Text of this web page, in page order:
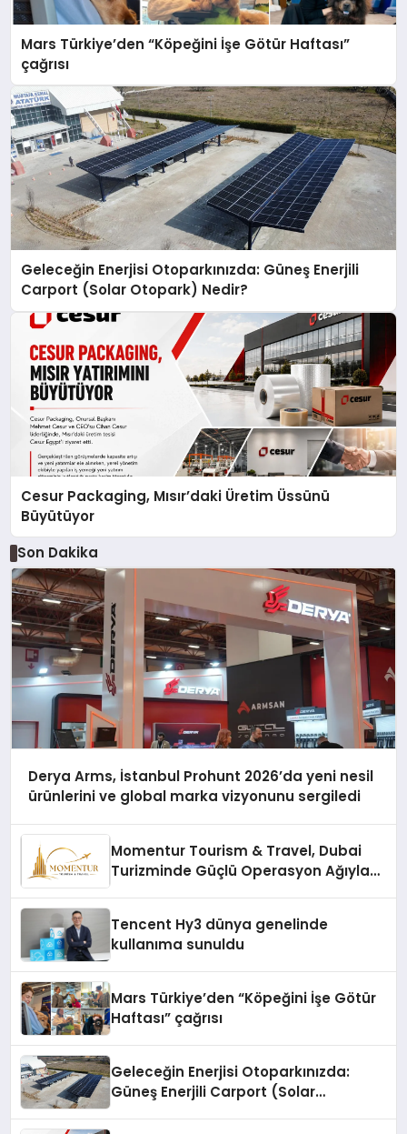
Mars Türkiye’den “Köpeğini İşe Götür Haftası”
çağrısı
Geleceğin Enerjisi Otoparkınızda: Güneş Enerjili
Carport (Solar Otopark) Nedir?
Cesur Packaging, Mısır’daki Üretim Üssünü
Büyütüyor
Son Dakika
Derya Arms, İstanbul Prohunt 2026’da yeni nesil
ürünlerini ve global marka vizyonunu sergiledi
Momentur Tourism & Travel, Dubai
Turizminde Güçlü Operasyon Ağıyla
Tencent Hy3 dünya genelinde
kullanıma sunuldu
Mars Türkiye’den “Köpeğini İşe Götür
Haftası” çağrısı
Geleceğin Enerjisi Otoparkınızda:
Güneş Enerjili Carport (Solar